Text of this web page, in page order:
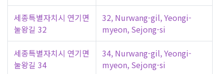
세종특별자치시 연기면
눌왕길 32
32, Nurwang-gil, Yeongi-
myeon, Sejong-si
세종특별자치시 연기면
눌왕길 34
34, Nurwang-gil, Yeongi-
myeon, Sejong-si